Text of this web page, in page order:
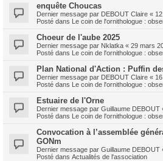
enquête Choucas
Dernier message par DEBOUT Claire «
Posté dans Le coin de l'ornithologue :
Choeur de l'aube 2025
Dernier message par Nklatka « 29 mars
Posté dans Le coin de l'ornithologue :
Plan National d'Action : Puffin
Dernier message par DEBOUT Claire «
Posté dans Le coin de l'ornithologue :
Estuaire de l'Orne
Dernier message par Guillaume DEBOUT
Posté dans Le coin de l'ornithologue :
Convocation à l’assemblée
GONm
Dernier message par Guillaume DEBOUT
Posté dans Actualités de l'association